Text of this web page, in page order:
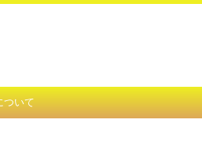
ついて